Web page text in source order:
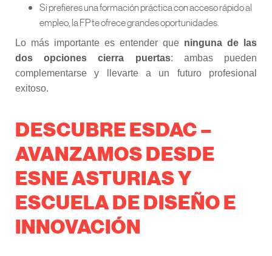
Si prefieres una formación práctica con acceso rápido al
empleo, la FP te ofrece grandes oportunidades.
Lo más importante es entender que ninguna de las
dos opciones cierra puertas: ambas pueden
complementarse y llevarte a un futuro profesional
exitoso.
DESCUBRE ESDAC –
AVANZAMOS DESDE
ESNE ASTURIAS Y
ESCUELA DE DISEÑO E
INNOVACIÓN